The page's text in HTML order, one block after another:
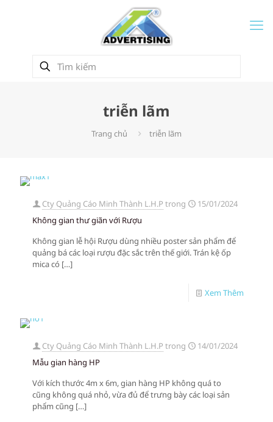
triễn lãm
Trang chủ triễn lãm
Cty Quảng Cáo Minh Thành L.H.P trong
15/01/2024
Không gian thư giãn với Rượu
Không gian lễ hội Rượu dùng nhiều poster sản phẩm để
quảng bá các loại rượu đặc sắc trên thế giới. Trán kệ ốp
mica có […]
Xem Thêm
Cty Quảng Cáo Minh Thành L.H.P trong
14/01/2024
Mẫu gian hàng HP
Với kích thước 4m x 6m, gian hàng HP không quá to
cũng không quá nhỏ, vừa đủ để trưng bày các loại sản
phẩm cũng […]